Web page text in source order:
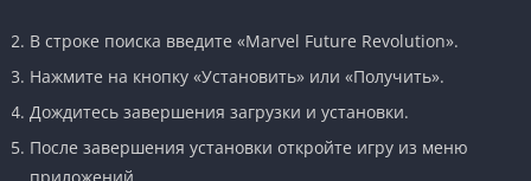
В строке поиска введите «Marvel Future Revolution».
Нажмите на кнопку «Установить» или «Получить».
Дождитесь завершения загрузки и установки.
После завершения установки откройте игру из меню
приложений.